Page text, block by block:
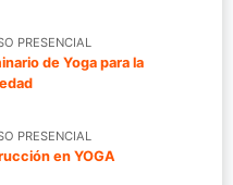
PRESENCIAL
de Yoga para la
PRESENCIAL
en YOGA